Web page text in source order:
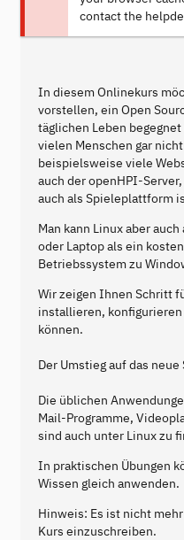
contact the
In diesem Onlinekurs
vorstellen, ein Open
täglichen Leben
vielen Menschen gar
beispielsweise viele
auch der openHPI-
auch als Spieleplattform
Man kann Linux aber
oder Laptop als ein
Betriebssystem zu
Wir zeigen Ihnen Schritt
installieren,
können.
Der Umstieg auf das
Die üblichen
Mail-Programme,
sind auch unter Linux zu
In praktischen Übungen
Wissen gleich anwenden.
Hinweis: Es ist nicht
Kurs einzuschreiben.